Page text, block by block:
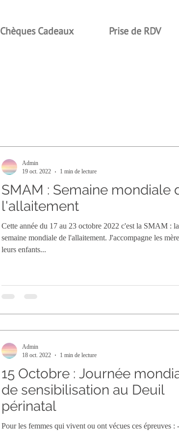
Chèques Cadeaux Prise de RDV
SMAM : Semaine mondiale de
l'allaitement
Cette année du 17 au 23 octobre 2022 c'est la SMAM : la
semaine mondiale de l'allaitement. J'accompagne les
leurs enfants...
Admin
19 oct. 2022
1 min de lecture
15 Octobre : Journée
de sensibilisation au Deuil
périnatal
Pour les femmes qui vivent ou ont vécues ces épreuves :
Admin
18 oct. 2022
1 min de lecture